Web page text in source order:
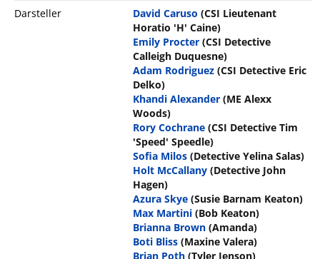
Darsteller
David Caruso (CSI Lieutenant
Horatio 'H' Caine)
Emily Procter (CSI Detective
Calleigh Duquesne)
Adam Rodriguez (CSI Detective Eric
Delko)
Khandi Alexander (ME Alexx
Woods)
Rory Cochrane (CSI Detective Tim
'Speed' Speedle)
Sofia Milos (Detective Yelina Salas)
Holt McCallany (Detective John
Hagen)
Azura Skye (Susie Barnam Keaton)
Max Martini (Bob Keaton)
Brianna Brown (Amanda)
Boti Bliss (Maxine Valera)
Brian Poth (Tyler Jenson)